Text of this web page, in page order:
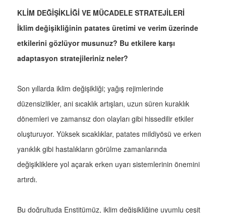
KLİM DEĞİŞİKLİĞİ VE MÜCADELE STRATEJİLERİ
İklim değişikliğinin patates üretimi ve verim üzerinde
etkilerini gözlüyor musunuz? Bu etkilere karşı
adaptasyon stratejileriniz neler?
Son yıllarda iklim değişikliği; yağış rejimlerinde
düzensizlikler, ani sıcaklık artışları, uzun süren kuraklık
dönemleri ve zamansız don olayları gibi hissedilir etkiler
oluşturuyor. Yüksek sıcaklıklar, patates mildiyösü ve erken
yanıklık gibi hastalıkların görülme zamanlarında
değişikliklere yol açarak erken uyarı sistemlerinin önemini
artırdı.
Bu doğrultuda Enstitümüz, iklim değişikliğine uyumlu çeşit